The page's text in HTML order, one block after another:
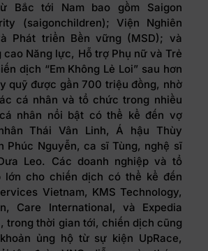
Bắc tới Nam bao gồm Saigon
(saigonchildren); Viện Nghiên
Phát triển Bền vững (MSD); và
cao Năng lực, Hỗ trợ Phụ nữ và Trẻ
dịch “Em Không Lẻ Loi” sau hơn
quỹ được gần 700 triệu đồng, nhờ
cá nhân và tổ chức trong nhiều
nhân nổi bật có thể kể đến vợ
Thái Vân Linh, Á hậu Thùy
Phúc Nguyễn, ca sĩ Tùng, nghệ sĩ
Leo. Các doanh nghiệp và tổ
lớn cho chiến dịch có thể kể đến
Vietnam, KMS Technology,
Care International, và Expedia
trong thời gian tới, chiến dịch cũng
ủng hộ từ sự kiện UpRace,